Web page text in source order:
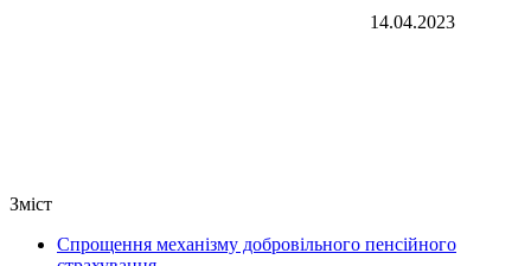
14.04.2023
Зміст
Спрощення механізму добровільного пенсійного